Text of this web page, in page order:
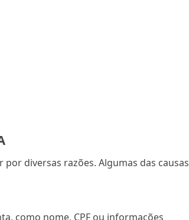
diversas razões. Algumas das causas
como nome, CPF ou informações